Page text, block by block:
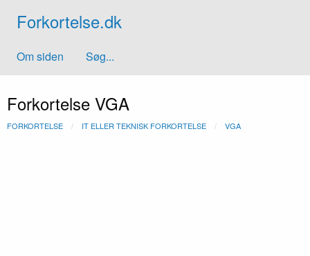
Forkortelse.dk
Om siden Søg...
Forkortelse VGA
FORKORTELSE IT ELLER TEKNISK FORKORTELSE VGA